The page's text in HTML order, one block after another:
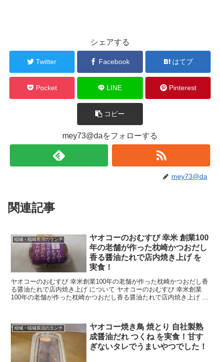
シェアする
Twitter Facebook はてブ
Pocket LINE Pinterest
コピー
mey73@daをフォローする
mey73@da
関連記事
稲城・稲城長沼のランチ
ヤオコーのおむすび 幸米 創業100
年の老舗が作った枕崎かつおだし
香る醤油たれで店内焼き上げ を
実食！
ヤオコーのおむすび 幸米創業100年の老舗が作った枕崎かつおだし香
る醤油たれで店内焼き上げ について ヤオコーのおむすび 幸米創業
100年の老舗が作った枕崎かつおだし香る醤油たれで店内焼き上げ の
稲城・稲城長沼のランチ
ヤオコー焼き鳥 焼とり 自社製熟
成醤油だれ つくね を実食！甘す
ぎないタレでうまいやつでした！